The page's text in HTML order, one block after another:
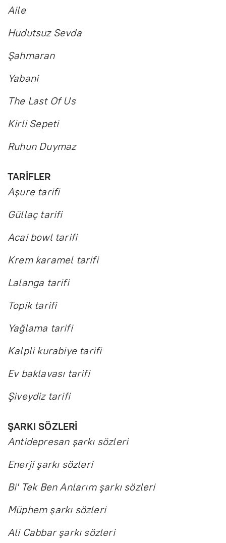
Aile
Hudutsuz Sevda
Şahmaran
Yabani
The Last Of Us
Kirli Sepeti
Ruhun Duymaz
TARİFLER
Aşure tarifi
Güllaç tarifi
Acai bowl tarifi
Krem karamel tarifi
Lalanga tarifi
Topik tarifi
Yağlama tarifi
Kalpli kurabiye tarifi
Ev baklavası tarifi
Şiveydiz tarifi
ŞARKI SÖZLERİ
Antidepresan şarkı sözleri
Enerji şarkı sözleri
Bi' Tek Ben Anlarım şarkı sözleri
Müphem şarkı sözleri
Ali Cabbar şarkı sözleri